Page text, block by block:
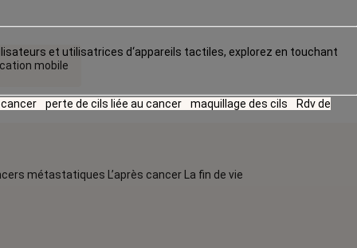
mobile
métastatiques L’après cancer La fin de vie
et utilisatrices d‘appareils tactiles, explorez en touchant
perte de cils liée au cancer maquillage des cils Rdv de